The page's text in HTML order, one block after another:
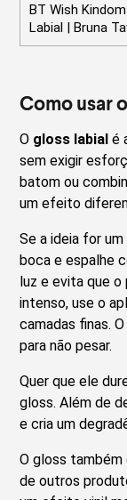
BT Wish
Labial | Bruna
Como usar
O gloss labial é
sem exigir
batom ou
um efeito
Se a ideia for
boca e espalhe
luz e evita que o
intenso, use o
camadas finas.
para não pesar.
Quer que ele
gloss. Além de
e cria um
O gloss
de outros